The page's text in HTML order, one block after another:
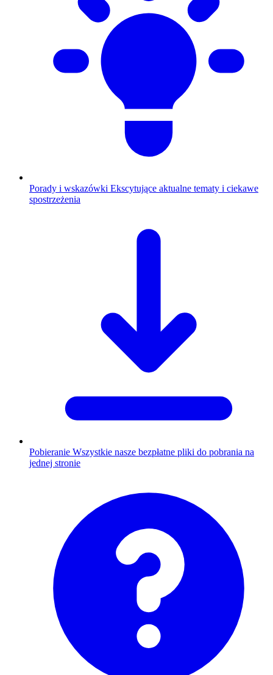
Porady i wskazówki Ekscytujące aktualne tematy i ciekawe
spostrzeżenia
Pobieranie Wszystkie nasze bezpłatne pliki do pobrania na
jednej stronie